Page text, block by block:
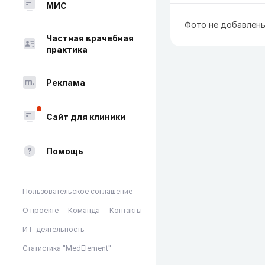
МИС
Частная врачебная
практика
Реклама
Сайт для клиники
Помощь
Пользовательское соглашение
О проекте Команда Контакты
ИТ-деятельность
Статистика "MedElement"
Фото не